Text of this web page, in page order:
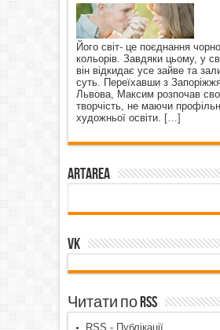
Його світ- це поєднання
кольорів. Завдяки цьому, у
він відкидає усе зайве та
суть. Переїхавши з
Львова, Максим розпочав
творчість, не маючи
художньої освіти. […]
ArtArea
VK
Читати по RSS
RSS - Публікації